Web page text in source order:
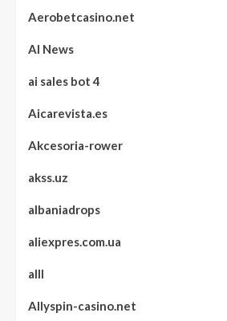
Aerobetcasino.net
AI News
ai sales bot 4
Aicarevista.es
Akcesoria-rower
akss.uz
albaniadrops
aliexpres.com.ua
alll
Allyspin-casino.net